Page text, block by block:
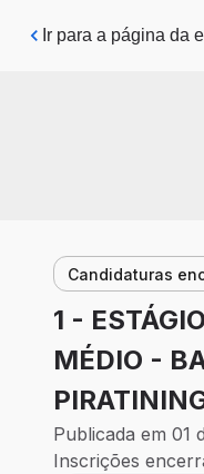
Pular para o
Ir para a página da
Candidaturas
1 -
MÉDIO -
Publicada em 01
Inscrições